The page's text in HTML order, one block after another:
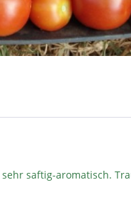
saftig-aromatisch.